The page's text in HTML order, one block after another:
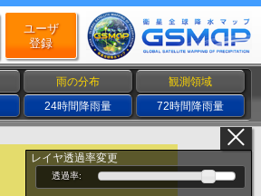
ユーザ
登録
雨の分布
観測領域
24時間降雨量 72時間降雨量
レイヤ透過率変更
透過率: